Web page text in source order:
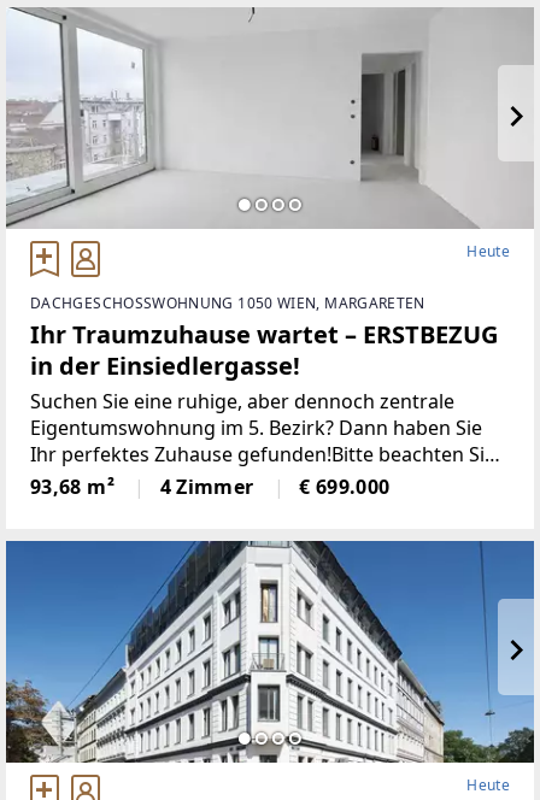
Heute
DACHGESCHOSSWOHNUNG 1050 WIEN, MARGARETEN
Ihr Traumzuhause wartet – ERSTBEZUG
in der Einsiedlergasse!
Suchen Sie eine ruhige, aber dennoch zentrale
Eigentumswohnung im 5. Bezirk? Dann haben Sie
Ihr perfektes Zuhause gefunden!Bitte beachten Sie,
dass es sich im Inserat um Musterbilder handelt, da
sich die Wohnung aktuell noch im Rohbau
93,68 m² 4 Zimmer € 699.000
Heute